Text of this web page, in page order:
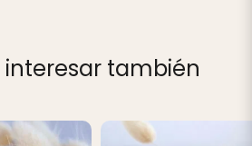
interesar también